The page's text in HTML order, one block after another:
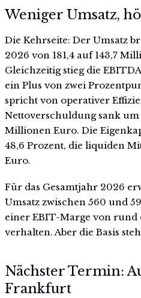
Weniger Umsatz,
Die Kehrseite: Der Umsatz
2026 von 181,4 auf 143,7
Gleichzeitig stieg die
ein Plus von zwei
spricht von operativer
Nettoverschuldung sank um
Millionen Euro. Die
48,6 Prozent, die liquiden
Euro.
Für das Gesamtjahr 2026
Umsatz zwischen 560 und
einer EBIT-Marge von rund
verhalten. Aber die Basis
Nächster Termin:
Frankfurt